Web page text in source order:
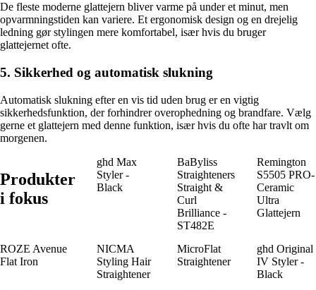
De fleste moderne glattejern bliver varme på under et minut, men
opvarmningstiden kan variere. Et ergonomisk design og en drejelig
ledning gør stylingen mere komfortabel, især hvis du bruger
glattejernet ofte.
5. Sikkerhed og automatisk slukning
Automatisk slukning efter en vis tid uden brug er en vigtig
sikkerhedsfunktion, der forhindrer overophedning og brandfare. Vælg
gerne et glattejern med denne funktion, især hvis du ofte har travlt om
morgenen.
Produkter
i fokus
ghd Max
Styler -
Black
BaByliss
Straighteners
Straight &
Curl
Brilliance -
ST482E
Remington
S5505 PRO-
Ceramic
Ultra
Glattejern
ROZE Avenue
Flat Iron
NICMA
Styling Hair
Straightener
MicroFlat
Straightener
ghd Original
IV Styler -
Black